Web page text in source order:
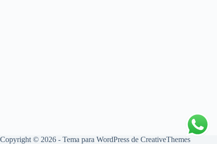
Copyright © 2026 - Tema para WordPress de CreativeThemes